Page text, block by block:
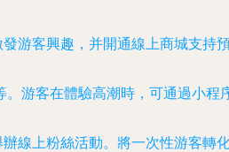
游客興趣，并開通線上商城支持
游客在體驗高潮時，可通過小程
線上粉絲活動。將一次性游客轉